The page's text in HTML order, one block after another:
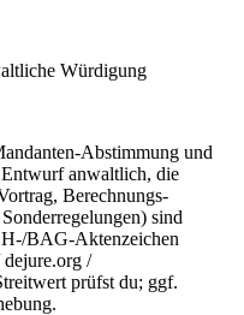
Würdigung
Abstimmung und
anwaltlich, die
Berechnungs-
sind
BAG-Aktenzeichen
dejure.org /
prüfst du; ggf.